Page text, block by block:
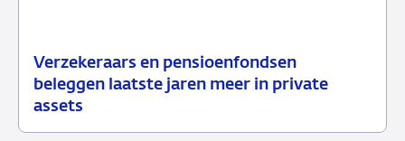
Verzekeraars en pensioenfondsen
beleggen laatste jaren meer in private
assets
15
juli
Nieuwsbericht
toezicht